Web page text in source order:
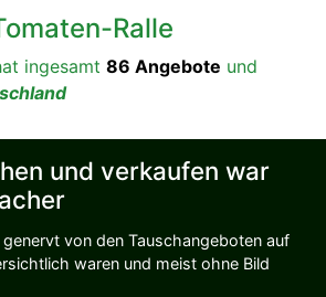
Ralle
ingesamt 86 Angebote und
und verkaufen war
von den Tauschangeboten auf
waren und meist ohne Bild